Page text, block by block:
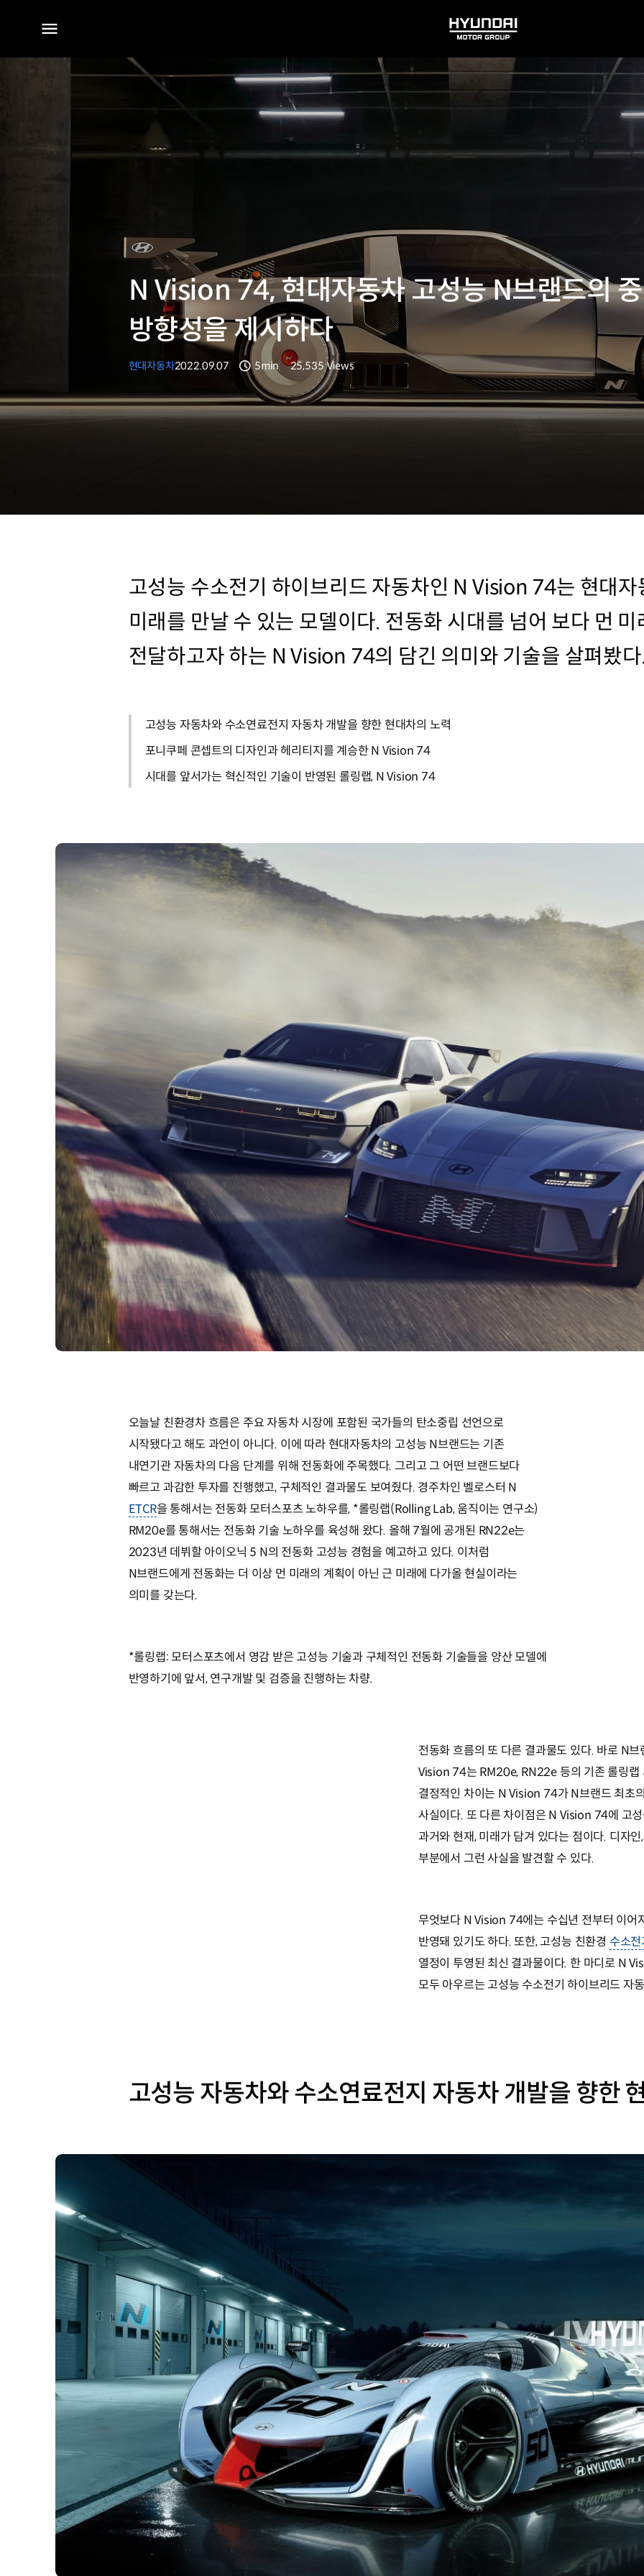
전체
메뉴
HYUNDAI
MOTOR
GROUP
N Vision 74, 현대자동차 고성능 N브랜드의
방향성을 제시하다
현대자동차2022.09.07
분량
5min
조회수
25,535 Views
고성능 수소전기 하이브리드 자동차인 N Vision 74는 현대자
미래를 만날 수 있는 모델이다. 전동화 시대를 넘어 보다 먼
전달하고자 하는 N Vision 74의 담긴 의미와 기술을 살펴봤
고성능 자동차와 수소연료전지 자동차 개발을 향한 현대차의 노력
포니쿠페 콘셉트의 디자인과 헤리티지를 계승한 N Vision 74
시대를 앞서가는 혁신적인 기술이 반영된 롤링랩, N Vision 74
오늘날 친환경차 흐름은 주요 자동차 시장에 포함된 국가들의 탄소중립 선언으로
시작됐다고 해도 과언이 아니다. 이에 따라 현대자동차의 고성능 N브랜드는 기존
내연기관 자동차의 다음 단계를 위해 전동화에 주목했다. 그리고 그 어떤 브랜드보다
빠르고 과감한 투자를 진행했고, 구체적인 결과물도 보여줬다. 경주차인 벨로스터 N
ETCR을 통해서는 전동화 모터스포츠 노하우를, *롤링랩(Rolling Lab, 움직이는 연구소)
RM20e를 통해서는 전동화 기술 노하우를 육성해 왔다. 올해 7월에 공개된 RN22e는
2023년 데뷔할 아이오닉 5 N의 전동화 고성능 경험을 예고하고 있다. 이처럼
N브랜드에게 전동화는 더 이상 먼 미래의 계획이 아닌 근 미래에 다가올 현실이라는
의미를 갖는다.
*롤링랩: 모터스포츠에서 영감 받은 고성능 기술과 구체적인 전동화 기술들을 양산 모델에
반영하기에 앞서, 연구개발 및 검증을 진행하는 차량.
전동화 흐름의 또 다른 결과물도 있다. 바로 N
Vision 74는 RM20e, RN22e 등의 기존 롤링랩
결정적인 차이는 N Vision 74가 N브랜드 최초
사실이다. 또 다른 차이점은 N Vision 74에 고
과거와 현재, 미래가 담겨 있다는 점이다. 디자
부분에서 그런 사실을 발견할 수 있다.
무엇보다 N Vision 74에는 수십년 전부터 이어
반영돼 있기도 하다. 또한, 고성능 친환경 수소
열정이 투영된 최신 결과물이다. 한 마디로 N
모두 아우르는 고성능 수소전기 하이브리드 자
고성능 자동차와 수소연료전지 자동차 개발을 향한